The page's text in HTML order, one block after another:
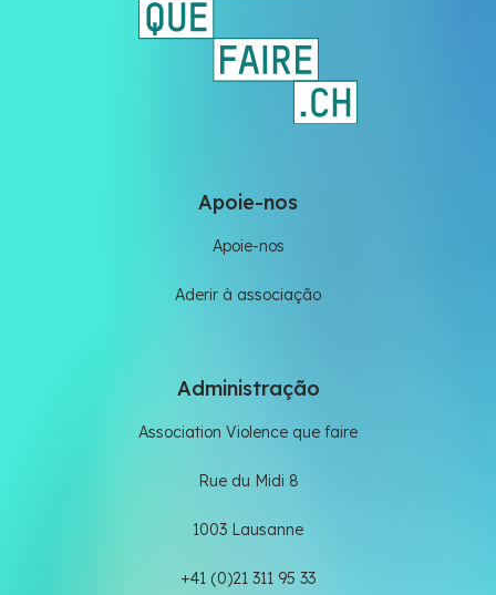
Apoie-nos
Apoie-nos
Aderir à associação
Administração
Association Violence que faire
Rue du Midi 8
1003 Lausanne
+41 (0)21 311 95 33